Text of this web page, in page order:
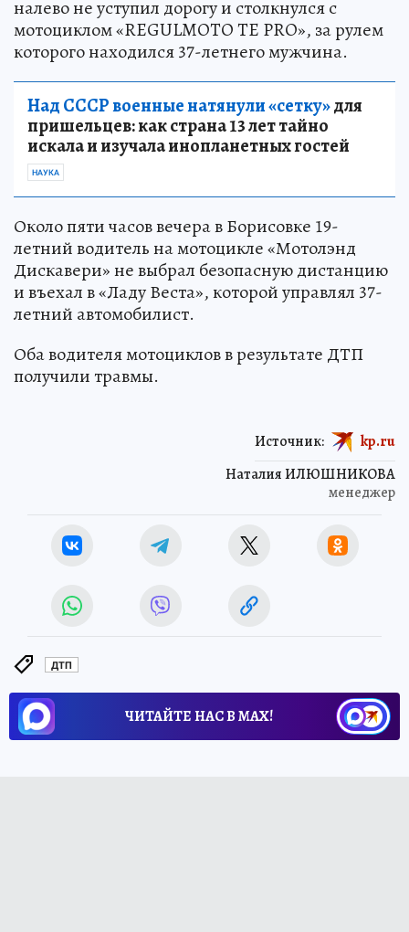
налево не уступил дорогу и столкнулся с
мотоциклом «REGULMOTO TE PRO», за рулем
которого находился 37-летнего мужчина.
Над СССР военные натянули «сетку»для
пришельцев: как страна 13 лет тайно
искала и изучала инопланетных гостей
НАУКА
Около пяти часов вечера в Борисовке 19-
летний водитель на мотоцикле «Мотолэнд
Дискавери» не выбрал безопасную дистанцию
и въехал в «Ладу Веста», которой управлял 37-
летний автомобилист.
Оба водителя мотоциклов в результате ДТП
получили травмы.
Наталия ИЛЮШНИКОВА
менеджер
Источник: kp.ru
ДТП
ЧИТАЙТЕ НАС В МАХ!